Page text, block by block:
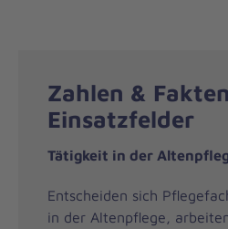
Zahlen & Fakten
Einsatzfelder
Tätigkeit in der
Entscheiden sich
in der Altenpflege,